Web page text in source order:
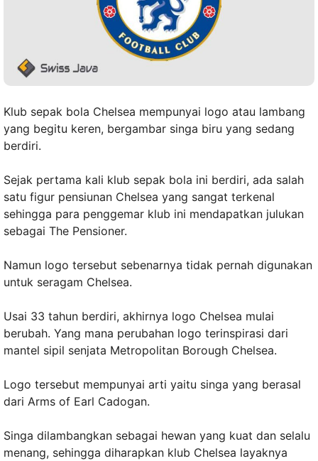
Klub sepak bola Chelsea mempunyai logo atau lambang
yang begitu keren, bergambar singa biru yang sedang
berdiri.
Sejak pertama kali klub sepak bola ini berdiri, ada salah
satu figur pensiunan Chelsea yang sangat terkenal
sehingga para penggemar klub ini mendapatkan julukan
sebagai The Pensioner.
Namun logo tersebut sebenarnya tidak pernah digunakan
untuk seragam Chelsea.
Usai 33 tahun berdiri, akhirnya logo Chelsea mulai
berubah. Yang mana perubahan logo terinspirasi dari
mantel sipil senjata Metropolitan Borough Chelsea.
Logo tersebut mempunyai arti yaitu singa yang berasal
dari Arms of Earl Cadogan.
Singa dilambangkan sebagai hewan yang kuat dan selalu
menang, sehingga diharapkan klub Chelsea layaknya